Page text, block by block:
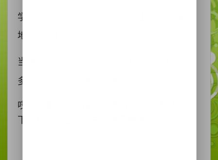
学习不够好，不踏实，怕考不上，所以报考
地质类学校。
当然，成绩还是可以的，全校毕业级排名
多名。还是可以进入好大学的。
哎，这都是过去很久的事情了。在这里提
下。算是为自己人生补充完整吧。